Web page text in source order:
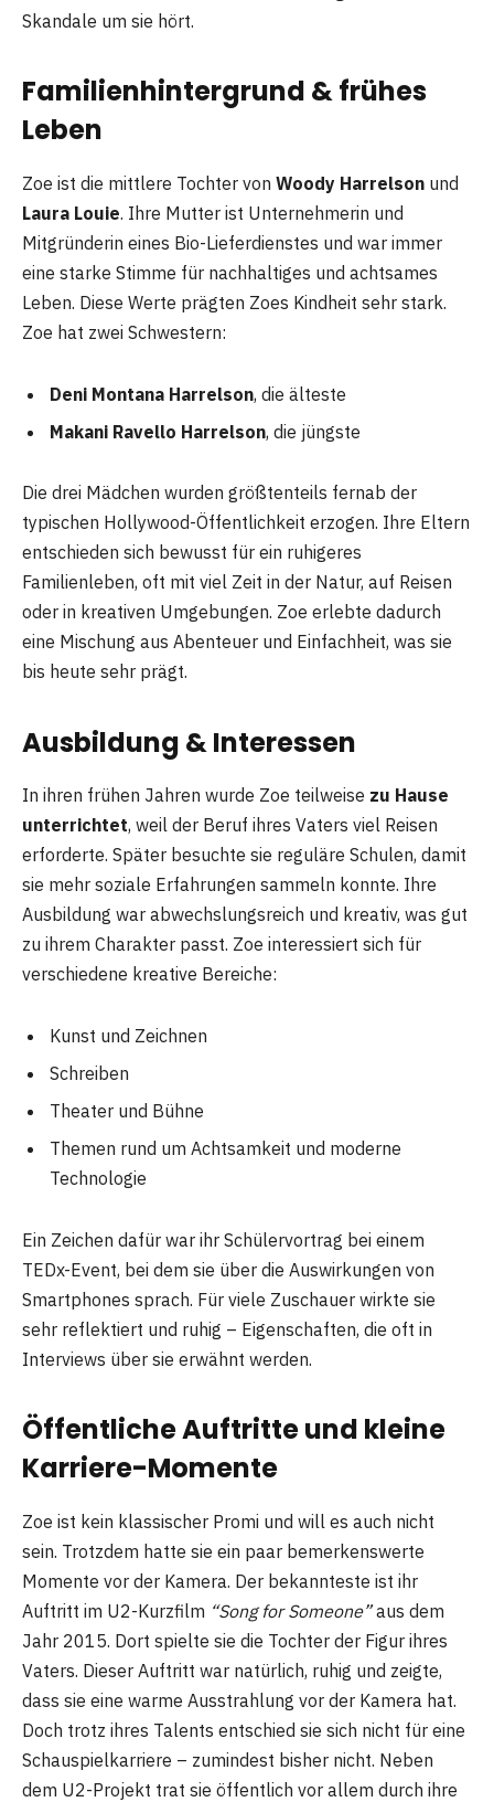
Skandale um sie hört.
Familienhintergrund & frühes
Leben
Zoe ist die mittlere Tochter von Woody Harrelson und
Laura Louie. Ihre Mutter ist Unternehmerin und
Mitgründerin eines Bio-Lieferdienstes und war immer
eine starke Stimme für nachhaltiges und achtsames
Leben. Diese Werte prägten Zoes Kindheit sehr stark.
Zoe hat zwei Schwestern:
Deni Montana Harrelson, die älteste
Makani Ravello Harrelson, die jüngste
Die drei Mädchen wurden größtenteils fernab der
typischen Hollywood-Öffentlichkeit erzogen. Ihre Eltern
entschieden sich bewusst für ein ruhigeres
Familienleben, oft mit viel Zeit in der Natur, auf Reisen
oder in kreativen Umgebungen. Zoe erlebte dadurch
eine Mischung aus Abenteuer und Einfachheit, was sie
bis heute sehr prägt.
Ausbildung & Interessen
In ihren frühen Jahren wurde Zoe teilweise zu Hause
unterrichtet, weil der Beruf ihres Vaters viel Reisen
erforderte. Später besuchte sie reguläre Schulen, damit
sie mehr soziale Erfahrungen sammeln konnte. Ihre
Ausbildung war abwechslungsreich und kreativ, was gut
zu ihrem Charakter passt. Zoe interessiert sich für
verschiedene kreative Bereiche:
Kunst und Zeichnen
Schreiben
Theater und Bühne
Themen rund um Achtsamkeit und moderne
Technologie
Ein Zeichen dafür war ihr Schülervortrag bei einem
TEDx-Event, bei dem sie über die Auswirkungen von
Smartphones sprach. Für viele Zuschauer wirkte sie
sehr reflektiert und ruhig – Eigenschaften, die oft in
Interviews über sie erwähnt werden.
Öffentliche Auftritte und kleine
Karriere-Momente
Zoe ist kein klassischer Promi und will es auch nicht
sein. Trotzdem hatte sie ein paar bemerkenswerte
Momente vor der Kamera. Der bekannteste ist ihr
Auftritt im U2-Kurzfilm “Song for Someone”aus dem
Jahr 2015. Dort spielte sie die Tochter der Figur ihres
Vaters. Dieser Auftritt war natürlich, ruhig und zeigte,
dass sie eine warme Ausstrahlung vor der Kamera hat.
Doch trotz ihres Talents entschied sie sich nicht für eine
Schauspielkarriere – zumindest bisher nicht. Neben
dem U2-Projekt trat sie öffentlich vor allem durch ihre